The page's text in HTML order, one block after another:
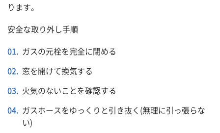
ります。
安全な取り外し手順
ガスの元栓を完全に閉める
窓を開けて換気する
火気のないことを確認する
ガスホースをゆっくりと引き抜く(無理に引っ張らな
い)